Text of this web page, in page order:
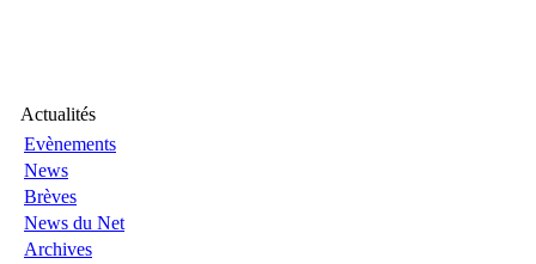
Actualités
Evènements
News
Brèves
News du Net
Archives